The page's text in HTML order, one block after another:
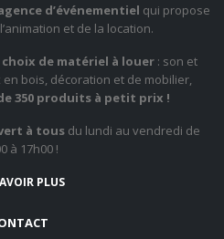
d’événementiel qui propose
et de la location.
choix de matériel à louer : son et
bois, décoration et de mobilier,
350 produits à petit prix !
à tousdu lundi au vendredi de
à 17h00 !
PLUS